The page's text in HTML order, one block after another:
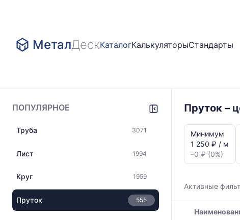
МеталДескКаталогКалькуляторыСтандарты
ПОПУЛЯРНОЕ
Труба 3071
Лист 1994
Круг 1959
Пруток 555
Пруток –
динамика
цен:
Пруток
к
Показаны
минимальная,
медианная
Минимум
1 250 ₽ / м
–0 ₽ (0%)
Активные